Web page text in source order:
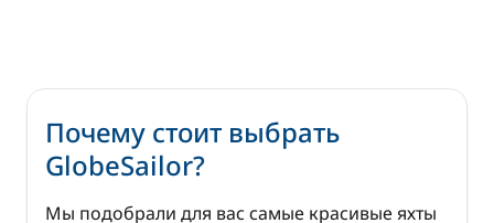
Почему стоит выбрать
GlobeSailor?
Мы подобрали для вас самые красивые яхты